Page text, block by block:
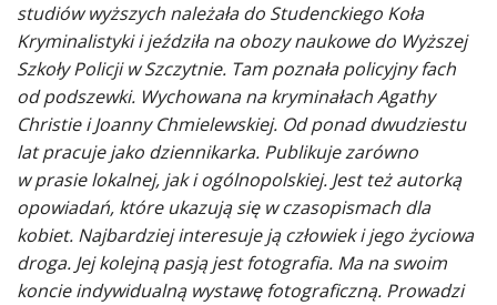
studiów wyższych należała do Studenckiego Koła
Kryminalistyki i jeździła na obozy naukowe do Wyższej
Szkoły Policji w Szczytnie. Tam poznała policyjny fach
od podszewki. Wychowana na kryminałach Agathy
Christie i Joanny Chmielewskiej. Od ponad dwudziestu
lat pracuje jako dziennikarka. Publikuje zarówno
w prasie lokalnej, jak i ogólnopolskiej. Jest też autorką
opowiadań, które ukazują się w czasopismach dla
kobiet. Najbardziej interesuje ją człowiek i jego życiowa
droga. Jej kolejną pasją jest fotografia. Ma na swoim
koncie indywidualną wystawę fotograficzną. Prowadzi